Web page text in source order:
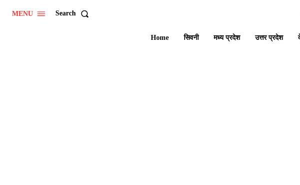
MENU Search
Home सिवनी मध्य प्रदेश उत्तर प्रदेश